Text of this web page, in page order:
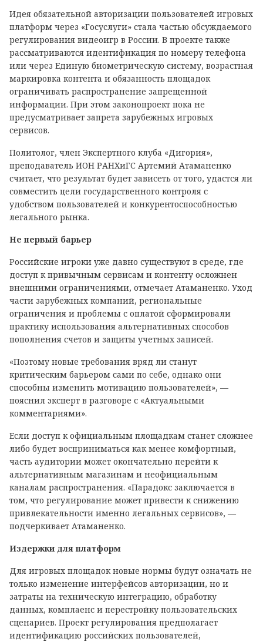
Идея обязательной авторизации пользователей игровых
платформ через «Госуслуги» стала частью обсуждаемого
регулирования видеоигр в России. В проекте также
рассматриваются идентификация по номеру телефона
или через Единую биометрическую систему, возрастная
маркировка контента и обязанность площадок
ограничивать распространение запрещенной
информации. При этом законопроект пока не
предусматривает запрета зарубежных игровых
сервисов.
Политолог, член Экспертного клуба «Дигория»,
преподаватель ИОН РАНХиГС Артемий Атаманенко
считает, что результат будет зависеть от того, удастся ли
совместить цели государственного контроля с
удобством пользователей и конкурентоспособностью
легального рынка.
Не первый барьер
Российские игроки уже давно существуют в среде, где
доступ к привычным сервисам и контенту осложнен
внешними ограничениями, отмечает Атаманенко. Уход
части зарубежных компаний, региональные
ограничения и проблемы с оплатой сформировали
практику использования альтернативных способов
пополнения счетов и защиты учетных записей.
«Поэтому новые требования вряд ли станут
критическим барьером сами по себе, однако они
способны изменить мотивацию пользователей», —
пояснил эксперт в разговоре с «Актуальными
комментариями».
Если доступ к официальным площадкам станет сложнее
либо будет восприниматься как менее комфортный,
часть аудитории может окончательно перейти к
альтернативным магазинам и неофициальным
каналам распространения. «Парадокс заключается в
том, что регулирование может привести к снижению
привлекательности именно легальных сервисов», —
подчеркивает Атаманенко.
Издержки для платформ
Для игровых площадок новые нормы будут означать не
только изменение интерфейсов авторизации, но и
затраты на техническую интеграцию, обработку
данных, комплаенс и перестройку пользовательских
сценариев. Проект регулирования предполагает
идентификацию российских пользователей,